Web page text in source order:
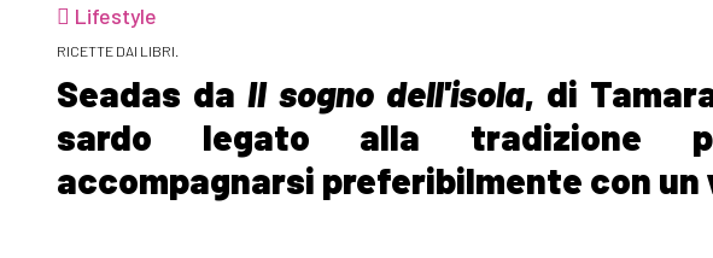
Lifestyle
RICETTE DAI LIBRI.
Seadas daIl sogno dell'isola, di
sardo legato alla tradizione
accompagnarsi preferibilmente con un